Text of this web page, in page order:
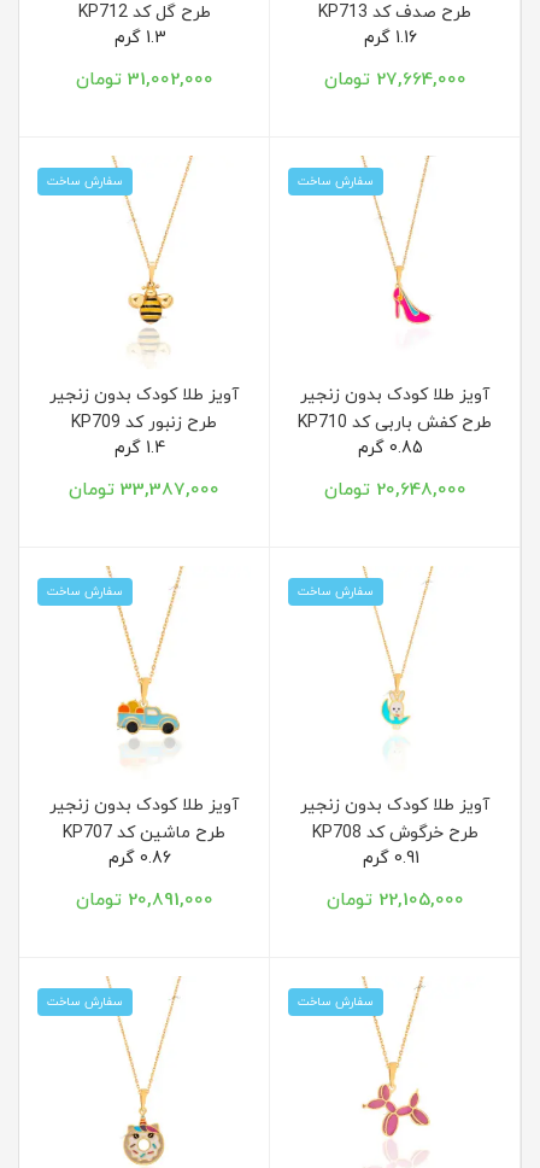
طرح صدف کد KP713
27,664,000 تومان
طرح گل کد KP712
31,002,000 تومان
سفارش ساخت
آویز طلا کودک بدون زنجیر
طرح کفش باربی کد KP710
20,648,000 تومان
سفارش ساخت
آویز طلا کودک بدون زنجیر
طرح زنبور کد KP709
33,387,000 تومان
سفارش ساخت
آویز طلا کودک بدون زنجیر
طرح خرگوش کد KP708
22,105,000 تومان
سفارش ساخت
آویز طلا کودک بدون زنجیر
طرح ماشین کد KP707
20,891,000 تومان
سفارش ساخت سفارش ساخت